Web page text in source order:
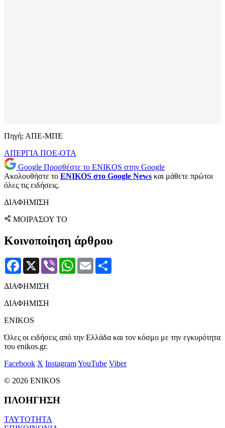
Πηγή: ΑΠΕ-ΜΠΕ
ΑΠΕΡΓΙΑ ΠΟΕ-ΟΤΑ
Google Προσθέστε το ENIKOS στην Google
Ακολουθήστε το ENIKOS στο Google News και μάθετε πρώτοι
όλες τις ειδήσεις.
ΔΙΑΦΗΜΙΣΗ
ΜΟΙΡΑΣΟΥ ΤΟ
Κοινοποίηση άρθρου
Facebook
X Viber WhatsApp
Email
ΔΙΑΦΗΜΙΣΗ
ΔΙΑΦΗΜΙΣΗ
ENIKOS
Όλες οι ειδήσεις από την Ελλάδα και τον κόσμο με την εγκυρότητα
του enikos.gr.
Facebook X InstagramYouTube Viber
© 2026 ENIKOS
ΠΛΟΗΓΗΣΗ
ΤΑΥΤΟΤΗΤΑ